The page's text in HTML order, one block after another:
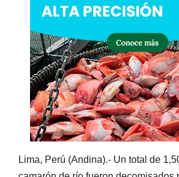
Lima, Perú (Andina).- Un total de